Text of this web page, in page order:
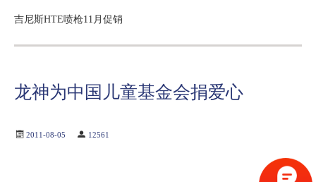
吉尼斯HTE喷枪11月促销
龙神为中国儿童基金会捐爱心
2011-08-05 12561